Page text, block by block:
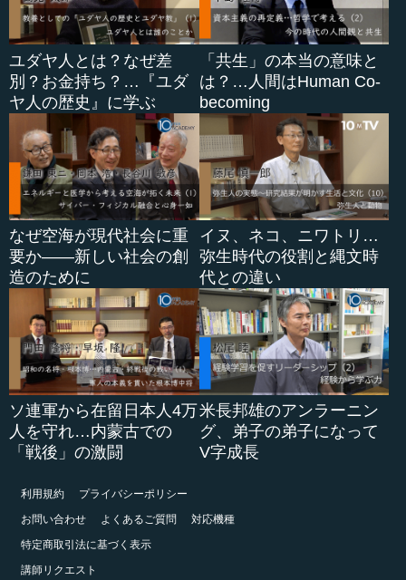
―― ものすごくわかれているし、どの部分とどういう角
度で付き合ったかによってアメリカ観は全然違うと思いま
す。少なくともお金を持っていて、いいホテルに泊まれる
人たちであれば、そのようなエリアしか見えない。けれ
ど、好奇心があって、4キロ四方を歩いたり、聞きまくった
りすると、いろんなアメリカが出てくる。全然違います。
だから、見る場所によって（違う）。
執行 それはある意味、民主主義国家の反対です。自分の
行っ...
ユダヤ人とは？なぜ差
別？お金持ち？…『ユダ
ヤ人の歴史』に学ぶ
「共生」の本当の意味と
は？…人間はHuman Co-
becoming
なぜ空海が現代社会に重
要か――新しい社会の創
造のために
イヌ、ネコ、ニワトリ…
弥生時代の役割と縄文時
代との違い
ソ連軍から在留日本人4万
人を守れ…内蒙古での
「戦後」の激闘
米長邦雄のアンラーニン
グ、弟子の弟子になって
V字成長
利用規約
プライバシーポリシー
お問い合わせ
よくあるご質問
対応機種
特定商取引法に基づく表示
講師リクエスト